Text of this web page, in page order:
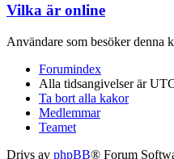
Vilka är online
Användare som besöker denna
Forumindex
Alla tidsangivelser är
Ta bort alla kakor
Medlemmar
Teamet
Drivs av phpBB® Forum